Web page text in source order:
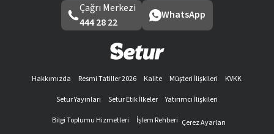
Çağrı Merkezi
444 28 22
WhatsApp
Hakkımızda Resmi Tatiller 2026 Kalite Müşteri İlişkileri
KVKK
Setur Yayınları
Setur Etik İlkeler
Yatırımcı İlişkileri
Bilgi Toplumu Hizmetleri
İşlem Rehberi Çerez Ayarları